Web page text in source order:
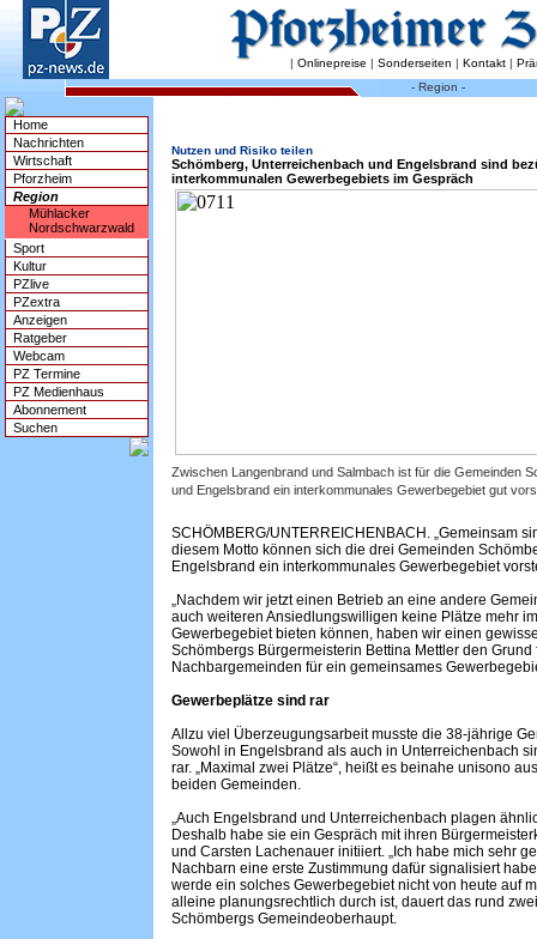
| Onlinepreise | Sonderseiten | Kontakt|
- Region -
Home
Nachrichten
Wirtschaft
Pforzheim
Region
Mühlacker
Nordschwarzwald
Sport
Kultur
PZlive
PZextra
Anzeigen
Ratgeber
Webcam
PZ Termine
PZ Medienhaus
Abonnement
Suchen
Nutzen und Risiko teilen
Schömberg, Unterreichenbach und Engelsbrand sind
interkommunalen Gewerbegebiets im Gespräch
Zwischen Langenbrand und Salmbach ist für die Gemeinden
und Engelsbrand ein interkommunales Gewerbegebiet gut
SCHÖMBERG/UNTERREICHENBACH. „Gemeinsam
diesem Motto können sich die drei Gemeinden
Engelsbrand ein interkommunales Gewerbegebiet
„Nachdem wir jetzt einen Betrieb an eine andere
auch weiteren Ansiedlungswilligen keine Plätze mehr
Gewerbegebiet bieten können, haben wir einen
Schömbergs Bürgermeisterin Bettina Mettler den Grund
Nachbargemeinden für ein gemeinsames
Gewerbeplätze sind rar
Allzu viel Überzeugungsarbeit musste die 38-jährige
Sowohl in Engelsbrand als auch in Unterreichenbach
rar. „Maximal zwei Plätze“, heißt es beinahe unisono
beiden Gemeinden.
„Auch Engelsbrand und Unterreichenbach plagen
Deshalb habe sie ein Gespräch mit ihren
und Carsten Lachenauer initiiert. „Ich habe mich sehr
Nachbarn eine erste Zustimmung dafür signalisiert
werde ein solches Gewerbegebiet nicht von heute auf
alleine planungsrechtlich durch ist, dauert das rund
Schömbergs Gemeindeoberhaupt.